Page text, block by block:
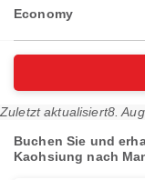
Economy
Zuletzt aktualisiert8.
Buchen Sie und
Kaohsiung nach